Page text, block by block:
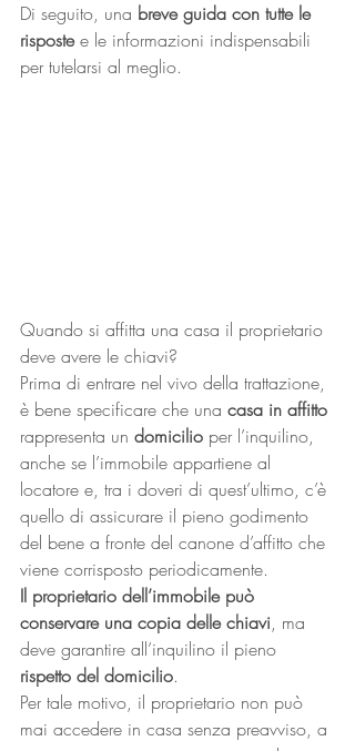
Di seguito, una breve guida con tutte le
risposte e le informazioni indispensabili
per tutelarsi al meglio.
Quando si affitta una casa il proprietario
deve avere le chiavi?
Prima di entrare nel vivo della trattazione,
è bene specificare che una casa in affitto
rappresenta un domicilio per l’inquilino,
anche se l’immobile appartiene al
locatore e, tra i doveri di quest’ultimo, c’è
quello di assicurare il pieno godimento
del bene a fronte del canone d’affitto che
viene corrisposto periodicamente.
Il proprietario dell’immobile può
conservare una copia delle chiavi, ma
deve garantire all’inquilino il pieno
rispetto del domicilio.
Per tale motivo, il proprietario non può
mai accedere in casa senza preavviso, a